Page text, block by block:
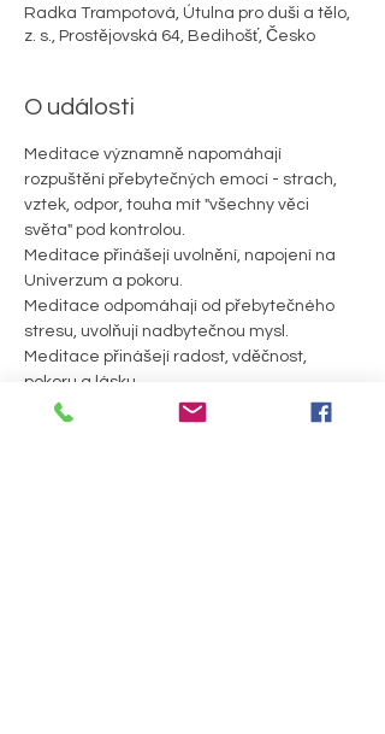
Radka Trampotová, Útulna pro duši a tělo,
z. s., Prostějovská 64, Bedihošť, Česko
O události
Meditace významně napomáhají
rozpuštění přebytečných emocí - strach,
vztek, odpor, touha mít "všechny věci
světa" pod kontrolou.
Meditace přinášejí uvolnění, napojení na
Univerzum a pokoru.
Meditace odpomáhají od přebytečného
stresu, uvolňují nadbytečnou mysl.
Meditace přinášejí radost, vděčnost,
pokoru a lásku.
Staneš se pozorovatelem bez soudů a